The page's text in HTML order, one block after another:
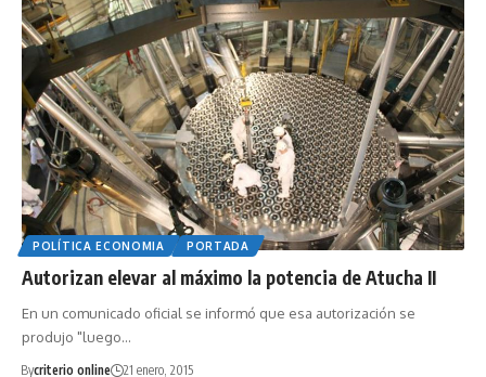
POLÍTICA ECONOMIA PORTADA
Autorizan elevar al máximo la potencia de Atucha II
En un comunicado oficial se informó que esa autorización se
produjo "luego…
Bycriterio online 21 enero, 2015